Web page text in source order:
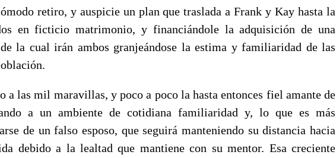
retiro, y auspicie un plan que traslada a Frank y Kay hasta la
en ficticio matrimonio, y financiándole la adquisición de una
la cual irán ambos granjeándose la estima y familiaridad de las
a las mil maravillas, y poco a poco la hasta entonces fiel amante de
a un ambiente de cotidiana familiaridad y, lo que es más
de un falso esposo, que seguirá manteniendo su distancia hacia
debido a la lealtad que mantiene con su mentor. Esa creciente